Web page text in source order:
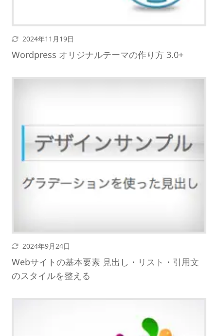
更新日
2024年11月19日
Wordpress オリジナルテーマの作り方 3.0+
更新日
2024年9月24日
Webサイトの基本要素 見出し・リスト・引用文
のスタイルを整える